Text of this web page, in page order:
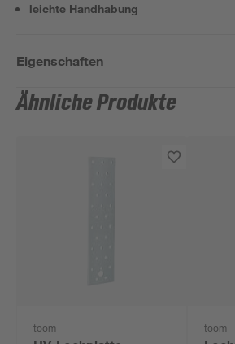
leichte Handhabung
Eigenschaften
Ähnliche Produkte
toom toom